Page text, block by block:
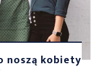
noszą kobiety